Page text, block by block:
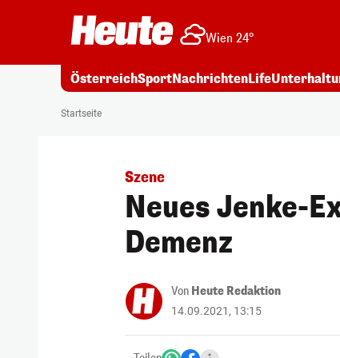
Wien 24°
ÖsterreichSportNachrichtenLife
Startseite
Szene
Neues Jenke-
Demenz
Von Heute Redaktion
14.09.2021, 13:15